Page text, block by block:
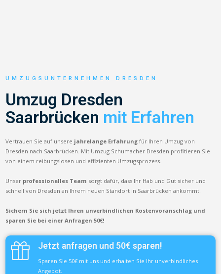
UMZUGSUNTERNEHMEN DRESDEN
Umzug Dresden
Saarbrücken mit Erfahren
Vertrauen Sie auf unsere jahrelange Erfahrung für Ihren Umzug von
Dresden nach Saarbrücken. Mit Umzug Schumacher Dresden profitieren Sie
von einem reibungslosen und effizienten Umzugsprozess.
Unser professionelles Team sorgt dafür, dass Ihr Hab und Gut sicher und
schnell von Dresden an Ihrem neuen Standort in Saarbrücken ankommt.
Sichern Sie sich jetzt Ihren unverbindlichen Kostenvoranschlag und
sparen Sie bei einer Anfragen 50€!
Jetzt anfragen und 50€ sparen!
Sparen Sie 50€ mit uns und erhalten Sie Ihr unverbindliches
Angebot.